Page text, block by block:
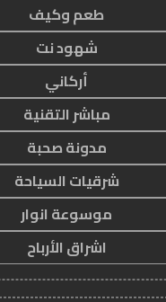
طعم وكيف
شهود نت
أركاني
مباشر التقنية
مدونة صحبة
شرقيات السياحة
موسوعة انوار
اشراق الأرباح